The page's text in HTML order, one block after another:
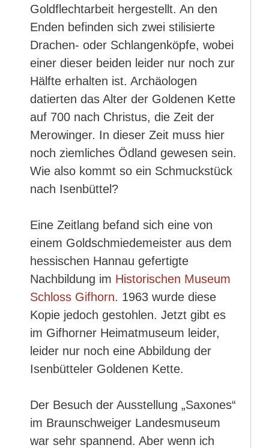
Goldflechtarbeit hergestellt. An den
Enden befinden sich zwei stilisierte
Drachen- oder Schlangenköpfe, wobei
einer dieser beiden leider nur noch zur
Hälfte erhalten ist. Archäologen
datierten das Alter der Goldenen Kette
auf 700 nach Christus, die Zeit der
Merowinger. In dieser Zeit muss hier
noch ziemliches Ödland gewesen sein.
Wie also kommt so ein Schmuckstück
nach Isenbüttel?
Eine Zeitlang befand sich eine von
einem Goldschmiedemeister aus dem
hessischen Hannau gefertigte
Nachbildung im Historischen Museum
Schloss Gifhorn. 1963 wurde diese
Kopie jedoch gestohlen. Jetzt gibt es
im Gifhorner Heimatmuseum leider,
leider nur noch eine Abbildung der
Isenbütteler Goldenen Kette.
Der Besuch der Ausstellung „Saxones“
im Braunschweiger Landesmuseum
war sehr spannend. Aber wenn ich